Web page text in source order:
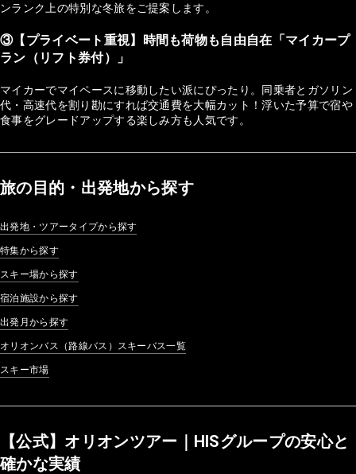
ンランク上の特別な冬旅をご提案します。
③【プライベート重視】時間も荷物も自由自在「マイカープ
ラン（リフト券付）」
マイカーでマイペースに移動したい派にぴったり。同乗者とガソリン
代・高速代を割り勘にすれば交通費を大幅カット！浮いた予算で宿や
食事をグレードアップする楽しみ方も人気です。
旅の目的・出発地から探す
出発地・ツアータイプから探す
特集から探す
スキー場から探す
宿泊施設から探す
出発月から探す
オリオンバス（路線バス）スキーバス一覧
スキー市場
【公式】オリオンツアー｜HISグループの安心と
確かな実績